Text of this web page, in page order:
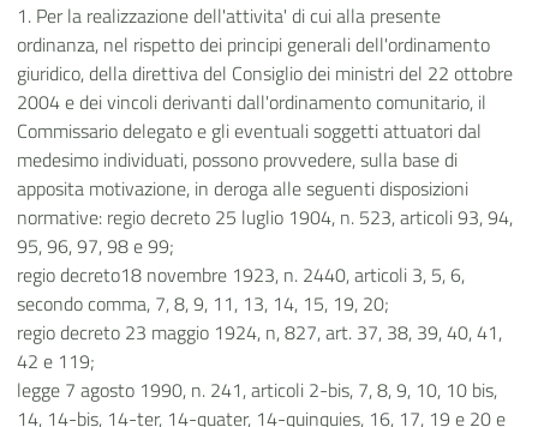
1. Per la realizzazione dell'attivita' di cui alla presente
ordinanza, nel rispetto dei principi generali dell'ordinamento
giuridico, della direttiva del Consiglio dei ministri del 22 ottobre
2004 e dei vincoli derivanti dall'ordinamento comunitario, il
Commissario delegato e gli eventuali soggetti attuatori dal
medesimo individuati, possono provvedere, sulla base di
apposita motivazione, in deroga alle seguenti disposizioni
normative: regio decreto 25 luglio 1904, n. 523, articoli 93, 94,
95, 96, 97, 98 e 99;
regio decreto18 novembre 1923, n. 2440, articoli 3, 5, 6,
secondo comma, 7, 8, 9, 11, 13, 14, 15, 19, 20;
regio decreto 23 maggio 1924, n, 827, art. 37, 38, 39, 40, 41,
42 e 119;
legge 7 agosto 1990, n. 241, articoli 2-bis, 7, 8, 9, 10, 10 bis,
14, 14-bis, 14-ter, 14-quater, 14-quinquies, 16, 17, 19 e 20 e